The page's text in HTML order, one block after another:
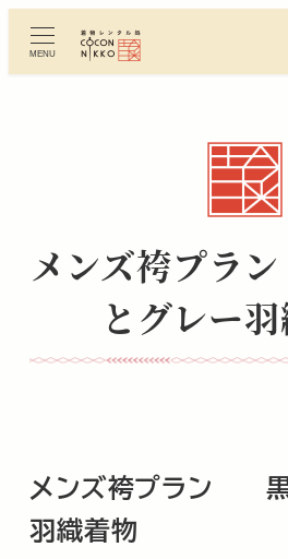
ン
MENU
メンズ袴プ
とグレー
メンズ袴プラン 黒
羽織着物